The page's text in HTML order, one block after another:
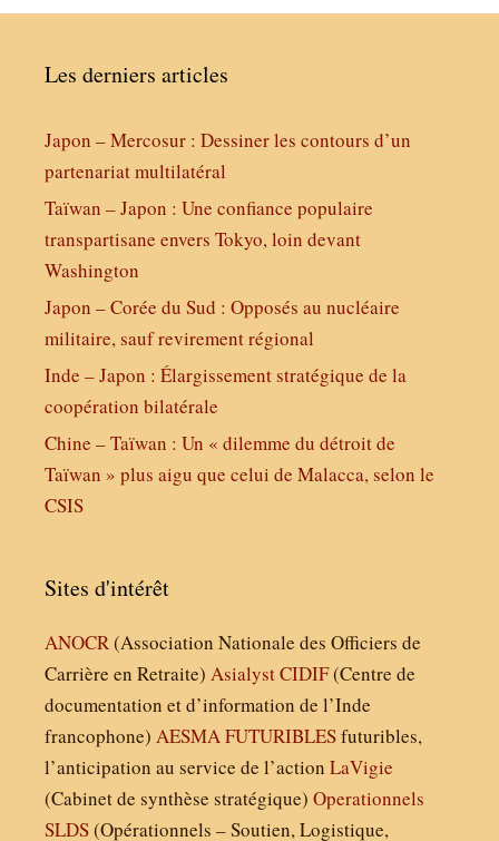
Les derniers articles
Japon – Mercosur : Dessiner les contours d’un
partenariat multilatéral
Taïwan – Japon : Une confiance populaire
transpartisane envers Tokyo, loin devant
Washington
Japon – Corée du Sud : Opposés au nucléaire
militaire, sauf revirement régional
Inde – Japon : Élargissement stratégique de la
coopération bilatérale
Chine – Taïwan : Un « dilemme du détroit de
Taïwan » plus aigu que celui de Malacca, selon le
CSIS
Sites d'intérêt
ANOCR(Association Nationale des Officiers de
Carrière en Retraite) AsialystCIDIF(Centre de
documentation et d’information de l’Inde
francophone) AESMAFUTURIBLESfuturibles,
l’anticipation au service de l’action LaVigie
(Cabinet de synthèse stratégique) Operationnels
SLDS(Opérationnels – Soutien, Logistique,